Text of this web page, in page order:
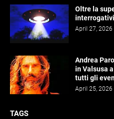
Oltre la
April 27, 2026
Andrea
in Valsusa
tutti gli
April 25, 2026
TAGS